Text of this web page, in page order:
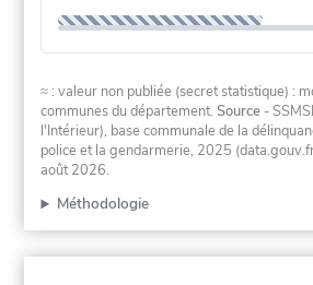
≈ : valeur non publiée (secret statistique) :
communes du département.Source -
l'Intérieur), base communale de la
police et la gendarmerie, 2025
août 2026.
Méthodologie